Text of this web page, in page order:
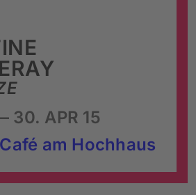
30. APR 15
am Hochhaus